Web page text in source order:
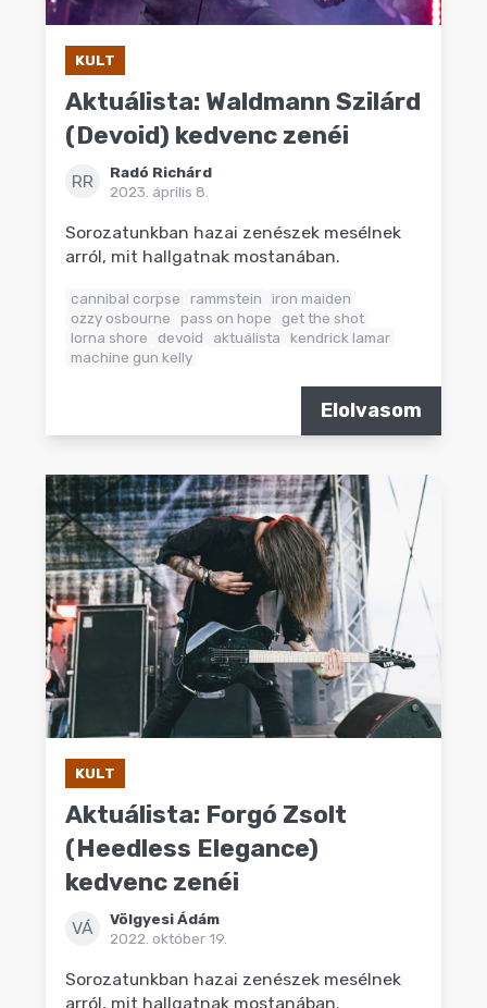
KULT
Aktuálista: Waldmann Szilárd
(Devoid) kedvenc zenéi
RR
Radó Richárd
2023. április 8.
Sorozatunkban hazai zenészek mesélnek
arról, mit hallgatnak mostanában.
cannibal corpse rammstein
iron maiden
ozzy osbourne
pass on hope
get the shot
lorna shore
devoid aktuálista
kendrick lamar
machine gun kelly
Elolvasom
KULT
Aktuálista: Forgó Zsolt
(Heedless Elegance)
kedvenc zenéi
VÁ
Völgyesi Ádám
2022. október 19.
Sorozatunkban hazai zenészek mesélnek
arról, mit hallgatnak mostanában.